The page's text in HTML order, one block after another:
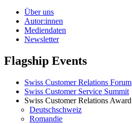
Über uns
Autor:innen
Mediendaten
Newsletter
Flagship Events
Swiss Customer Relations Forum
Swiss Customer Service Summit
Swiss Customer Relations Award
Deutschschweiz
Romandie